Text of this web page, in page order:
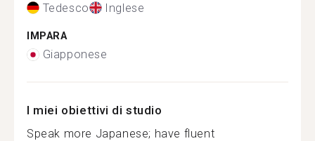
Tedesco Inglese
IMPARA
Giapponese
I miei obiettivi di studio
Speak more Japanese; have fluent